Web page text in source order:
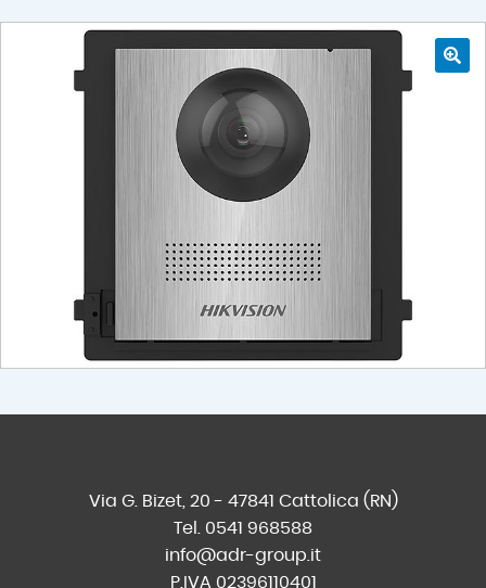
Via G. Bizet, 20 - 47841 Cattolica (RN)
Tel. 0541 968588
info@adr-group.it
P.IVA 02396110401